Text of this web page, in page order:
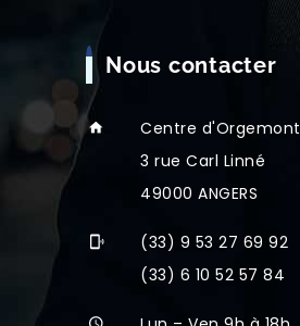
Nous contacter
Centre d'Orgemont
3 rue Carl Linné
49000 ANGERS
(33) 9 53 27 69 92
(33) 6 10 52 57 84